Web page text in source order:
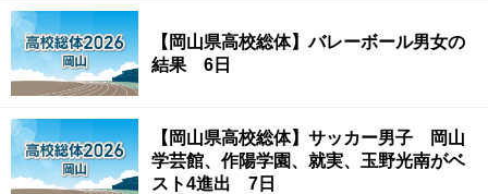
【岡山県高校総体】バレーボール男女の
結果 6日
【岡山県高校総体】サッカー男子 岡山
学芸館、作陽学園、就実、玉野光南がベ
スト4進出 7日